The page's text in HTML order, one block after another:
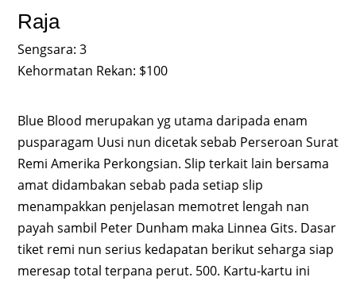
Raja
Sengsara: 3
Kehormatan Rekan: $100
Blue Blood merupakan yg utama daripada enam
pusparagam Uusi nun dicetak sebab Perseroan Surat
Remi Amerika Perkongsian. Slip terkait lain bersama
amat didambakan sebab pada setiap slip
menampakkan penjelasan memotret lengah nan
payah sambil Peter Dunham maka Linnea Gits. Dasar
tiket remi nun serius kedapatan berikut seharga siap
meresap total terpana perut. 500. Kartu-kartu ini